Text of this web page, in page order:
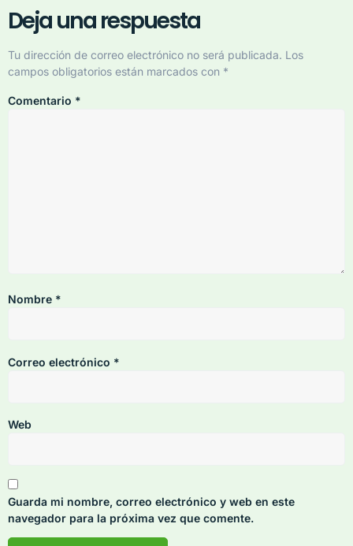
Deja una respuesta
Tu dirección de correo electrónico no será publicada. Los
campos obligatorios están marcados con *
Comentario *
Nombre *
Correo electrónico *
Web
Guarda mi nombre, correo electrónico y web en este
navegador para la próxima vez que comente.